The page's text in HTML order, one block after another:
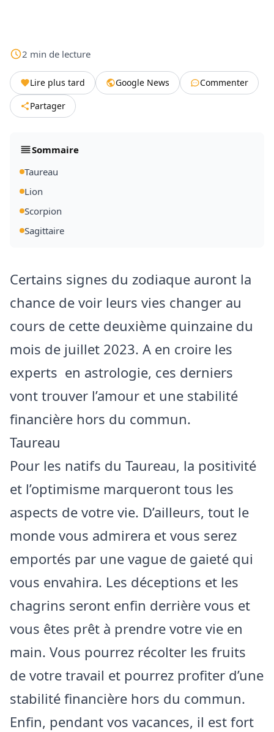
2 min de lecture
Lire plus tard Google News
Commenter
Partager
Sommaire
Taureau
Lion
Scorpion
Sagittaire
Certains signes du zodiaque auront la
chance de voir leurs vies changer au
cours de cette deuxième quinzaine du
mois de juillet 2023. A en croire les
experts en astrologie, ces derniers
vont trouver l’amour et une stabilité
financière hors du commun.
Taureau
Pour les natifs du Taureau, la positivité
et l’optimisme marqueront tous les
aspects de votre vie. D’ailleurs, tout le
monde vous admirera et vous serez
emportés par une vague de gaieté qui
vous envahira. Les déceptions et les
chagrins seront enfin derrière vous et
vous êtes prêt à prendre votre vie en
main. Vous pourrez récolter les fruits
de votre travail et pourrez profiter d’une
stabilité financière hors du commun.
Enfin, pendant vos vacances, il est fort